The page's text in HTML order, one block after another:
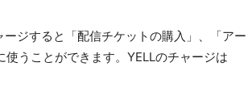
ジすると「配信チケットの購入」、「アー
うことができます。YELLのチャージは